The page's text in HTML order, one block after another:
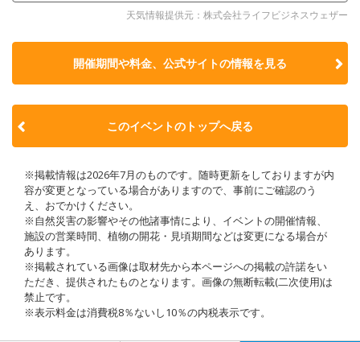
天気情報提供元：株式会社ライフビジネスウェザー
開催期間や料金、公式サイトの情報を見る
このイベントのトップへ戻る
※掲載情報は2026年7月のものです。随時更新をしておりますが内
容が変更となっている場合がありますので、事前にご確認のう
え、おでかけください。
※自然災害の影響やその他諸事情により、イベントの開催情報、
施設の営業時間、植物の開花・見頃期間などは変更になる場合が
あります。
※掲載されている画像は取材先から本ページへの掲載の許諾をい
ただき、提供されたものとなります。画像の無断転載(二次使用)は
禁止です。
※表示料金は消費税8％ないし10％の内税表示です。